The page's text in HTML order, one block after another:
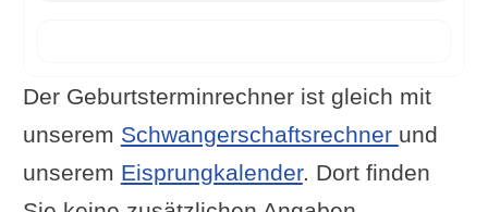
Der Geburtsterminrechner ist gleich mit
unserem Schwangerschaftsrechner und
unserem Eisprungkalender. Dort finden